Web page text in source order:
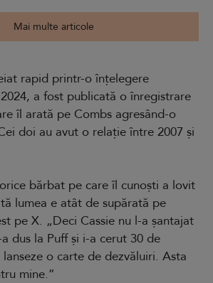
Mai multe articole
rapid printr-o înțelegere
a fost publicată o înregistrare
îl arată pe Combs agresând-o
doi au avut o relație între 2007 și
bărbat pe care îl cunoști a lovit
lumea e atât de supărată pe
pe X. „Deci Cassie nu l-a șantajat
dus la Puff și i-a cerut 30 de
o carte de dezvăluiri. Asta
mine.”